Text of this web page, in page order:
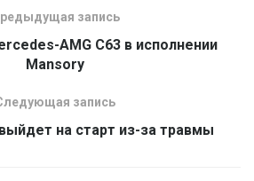
запись
AMG C63 в исполнении
Mansory
запись
на старт из-за травмы